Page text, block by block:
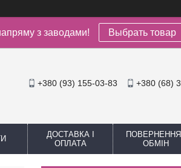
з заводами! Выбрать товар
+380 (93) 155-03-83 +380 (68)
ДОСТАВКА І
ОПЛАТА
ПОВЕРНЕННЯ І
ОБМІН